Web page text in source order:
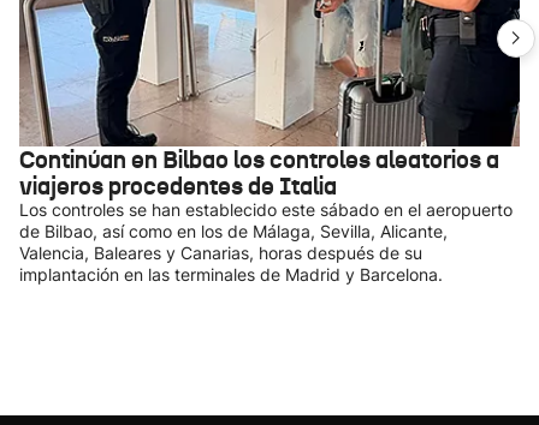
Continúan en Bilbao los controles aleatorios a
viajeros procedentes de Italia
Los controles se han establecido este sábado en el aeropuerto
de Bilbao, así como en los de Málaga, Sevilla, Alicante,
Valencia, Baleares y Canarias, horas después de su
implantación en las terminales de Madrid y Barcelona.